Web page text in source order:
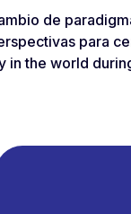
de
para
in the world